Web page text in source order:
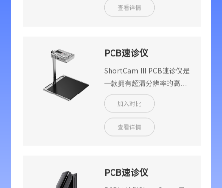
PC端同时使用，是快速定位
查看详情
PCB速诊仪
ShortCam III
ShortCam III PCB速诊仪是
一款拥有超清分辨率的高端
双光热成像检测工具，可快
速定位PCBA短路、漏电的
故障元件。该产品具备业界
领先的4K UHD画质，支持
修效率，可广泛应用于手机
加入对比
查看详情
PCB速诊仪
ShortCam Ⅱ